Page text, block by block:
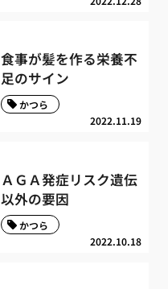
食事が髪を作る栄養不
足のサイン
2022.11.19
かつら
ＡＧＡ発症リスク遺伝
以外の要因
2022.10.18
かつら